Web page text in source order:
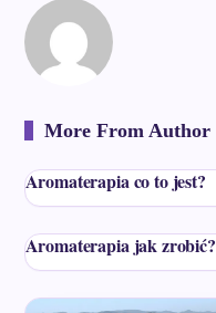
More From Author
Aromaterapia co to jest?
Aromaterapia jak zrobić?